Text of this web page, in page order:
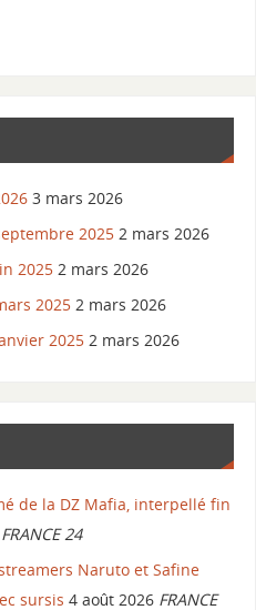
3 mars 2026
2025 2 mars 2026
2025 2 mars 2026
2025 2 mars 2026
2025 2 mars 2026
de la DZ Mafia, interpellé fin
FRANCE 24
Naruto et Safine
sursis 4 août 2026 FRANCE